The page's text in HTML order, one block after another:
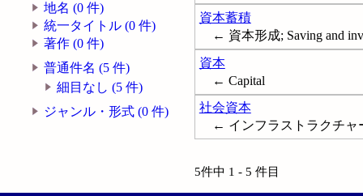
地名 (0 件)
統一タイトル (0 件)
著作 (0 件)
普通件名 (5 件)
細目なし (5 件)
ジャンル・形式 (0 件)
資本蓄積
← 資本形成; Saving and
資本
← Capital
社会資本
← インフラストラクチャ
5件中 1 - 5 件目